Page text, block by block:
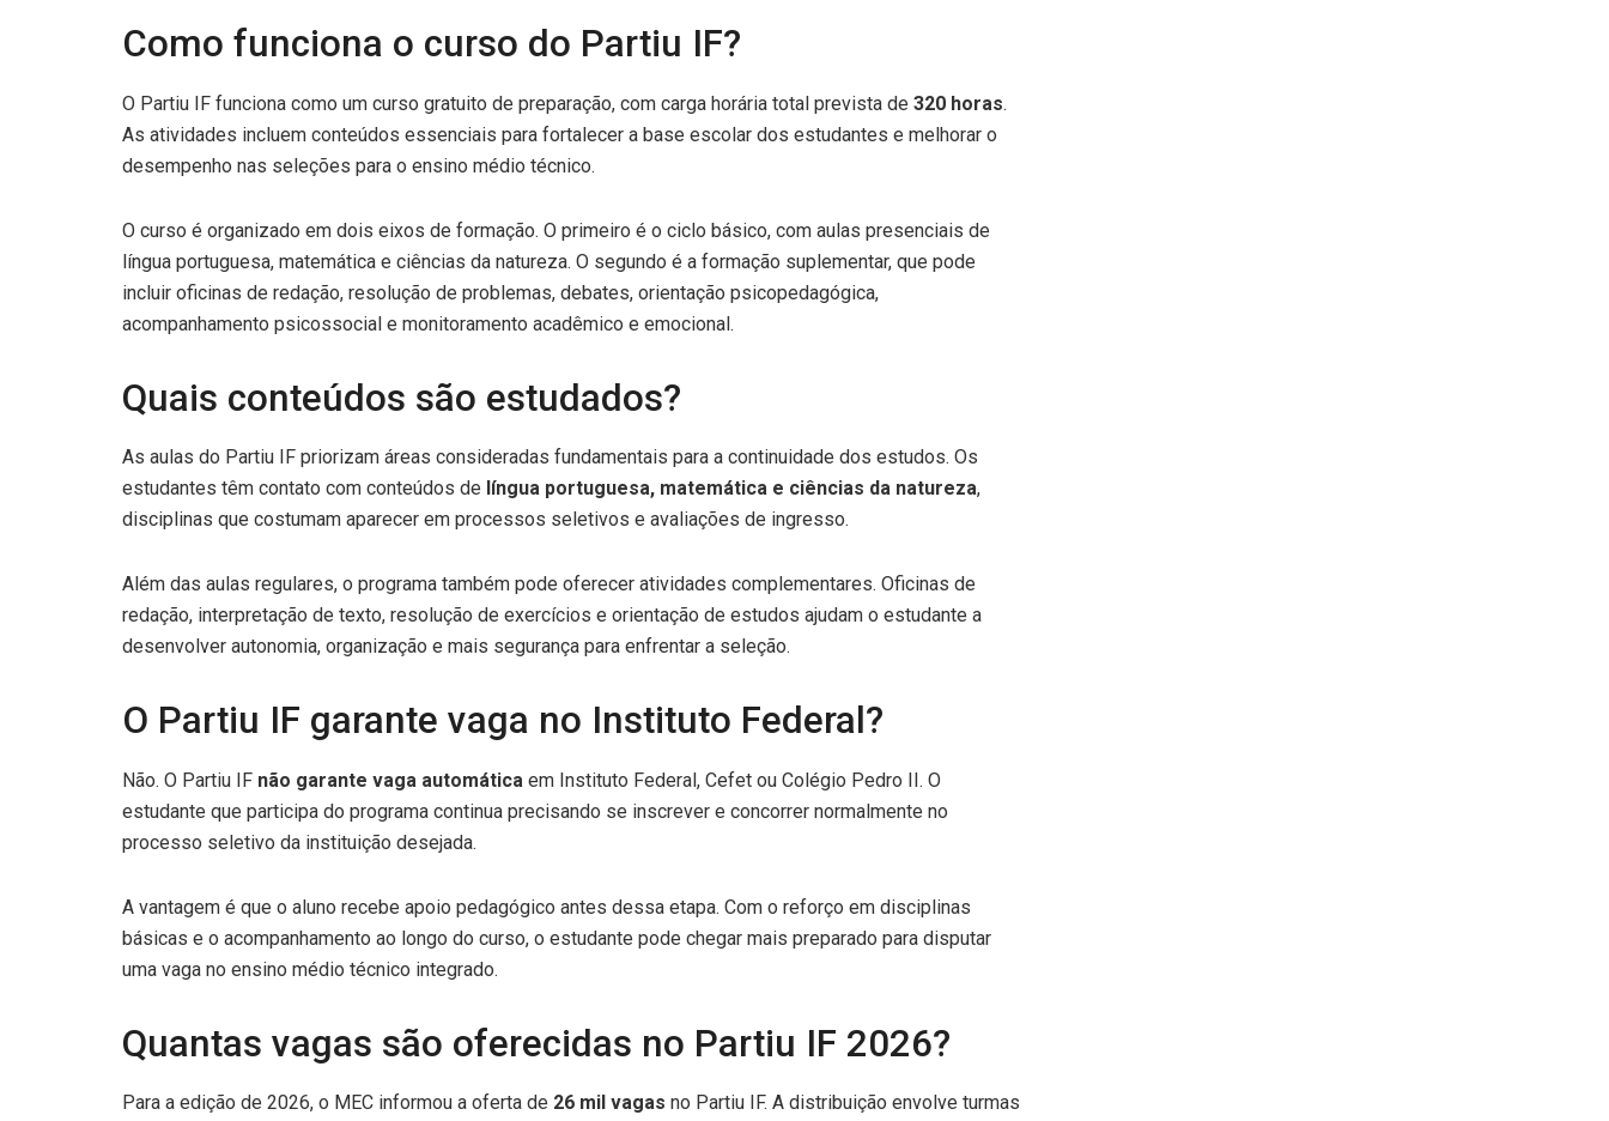
Como funciona o curso do Partiu IF?
O Partiu IF funciona como um curso gratuito de preparação, com carga horária total prevista de 320 horas.
As atividades incluem conteúdos essenciais para fortalecer a base escolar dos estudantes e melhorar o
desempenho nas seleções para o ensino médio técnico.
O curso é organizado em dois eixos de formação. O primeiro é o ciclo básico, com aulas presenciais de
língua portuguesa, matemática e ciências da natureza. O segundo é a formação suplementar, que pode
incluir oficinas de redação, resolução de problemas, debates, orientação psicopedagógica,
acompanhamento psicossocial e monitoramento acadêmico e emocional.
Quais conteúdos são estudados?
As aulas do Partiu IF priorizam áreas consideradas fundamentais para a continuidade dos estudos. Os
estudantes têm contato com conteúdos de língua portuguesa, matemática e ciências da natureza,
disciplinas que costumam aparecer em processos seletivos e avaliações de ingresso.
Além das aulas regulares, o programa também pode oferecer atividades complementares. Oficinas de
redação, interpretação de texto, resolução de exercícios e orientação de estudos ajudam o estudante a
desenvolver autonomia, organização e mais segurança para enfrentar a seleção.
O Partiu IF garante vaga no Instituto Federal?
Não. O Partiu IF não garante vaga automática em Instituto Federal, Cefet ou Colégio Pedro II. O
estudante que participa do programa continua precisando se inscrever e concorrer normalmente no
processo seletivo da instituição desejada.
A vantagem é que o aluno recebe apoio pedagógico antes dessa etapa. Com o reforço em disciplinas
básicas e o acompanhamento ao longo do curso, o estudante pode chegar mais preparado para disputar
uma vaga no ensino médio técnico integrado.
Quantas vagas são oferecidas no Partiu IF 2026?
Para a edição de 2026, o MEC informou a oferta de 26 mil vagas no Partiu IF. A distribuição envolve turmas